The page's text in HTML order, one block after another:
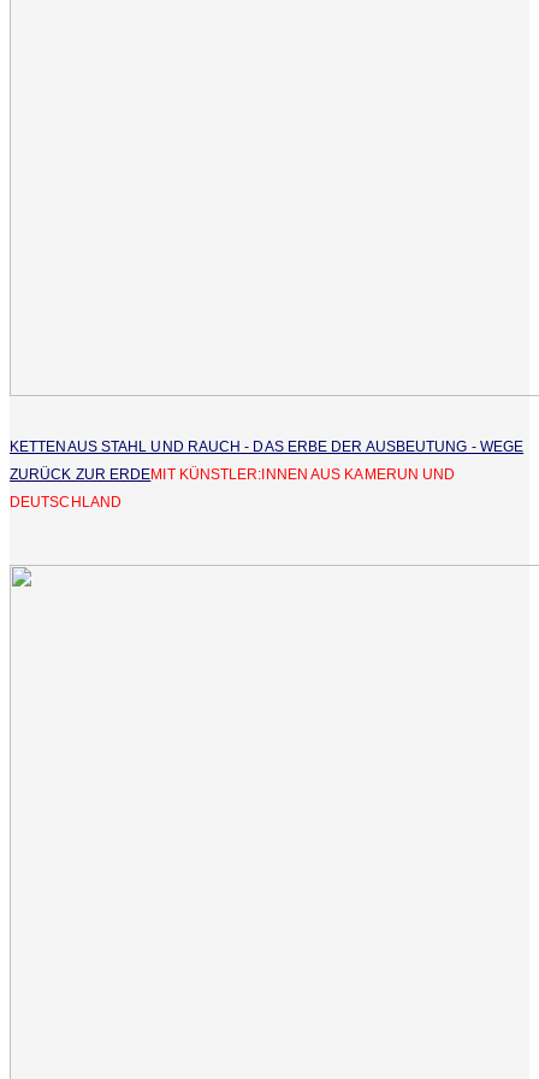
KETTENAUS STAHL UND RAUCH - DAS ERBE DER AUSBEUTUNG - WEGE
ZURÜCK ZUR ERDEMIT KÜNSTLER:INNEN AUS KAMERUN UND
DEUTSCHLAND